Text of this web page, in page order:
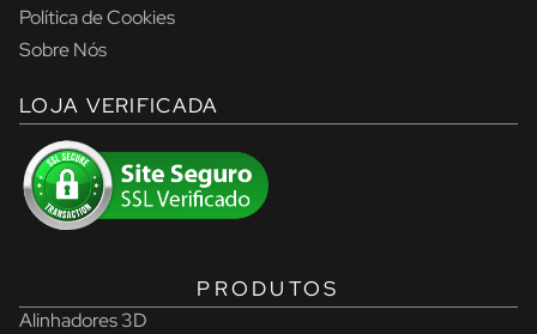
Política de Cookies
Sobre Nós
LOJA VERIFICADA
PRODUTOS
Alinhadores 3D